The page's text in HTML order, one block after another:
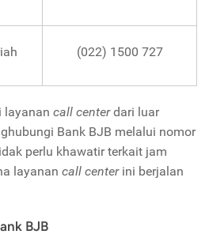
(022) 1500 727
layanan call centerdari luar
Bank BJB melalui nomor
perlu khawatir terkait jam
layanan call centerini berjalan
BJB